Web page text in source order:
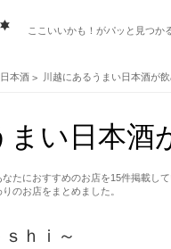
ここいいかも！がパッと見つか
日本酒 川越にあるうまい日本酒が
まい日本酒
なたにおすすめのお店を15件掲載
のお店をまとめました。
ｈｉ～